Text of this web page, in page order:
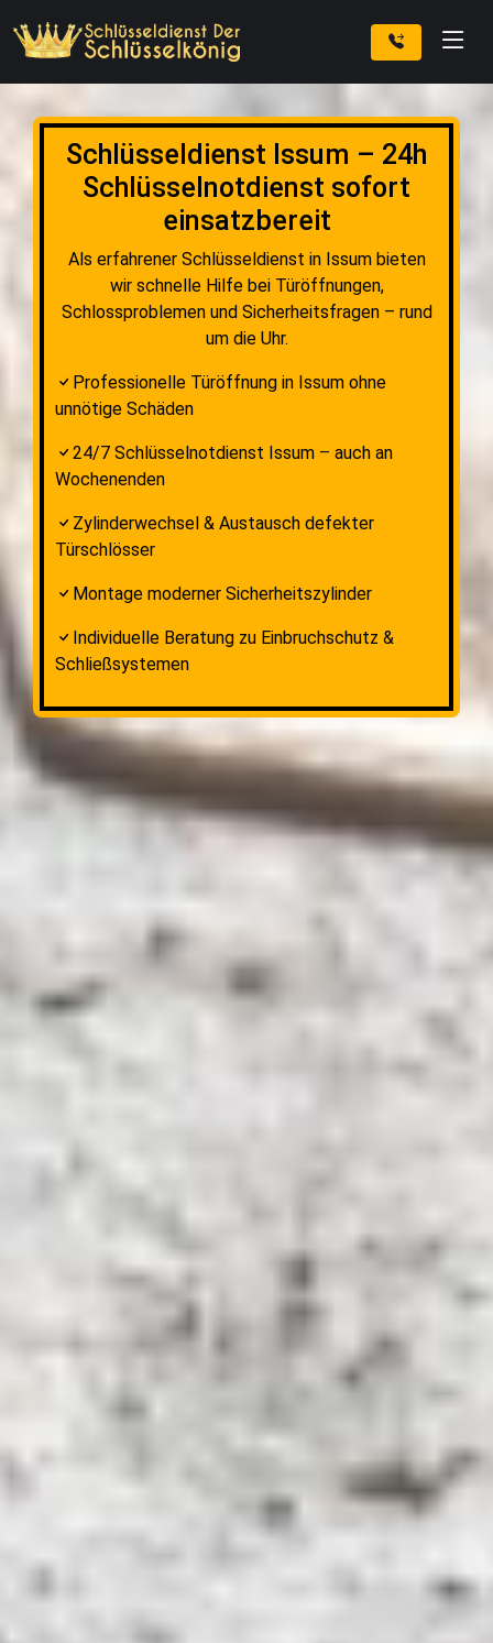
Schlüsseldienst Issum – 24h
Schlüsselnotdienst sofort
einsatzbereit
Als erfahrener Schlüsseldienst in Issum bieten
wir schnelle Hilfe bei Türöffnungen,
Schlossproblemen und Sicherheitsfragen – rund
um die Uhr.
Professionelle Türöffnung in Issum ohne
unnötige Schäden
24/7 Schlüsselnotdienst Issum – auch an
Wochenenden
Zylinderwechsel & Austausch defekter
Türschlösser
Montage moderner Sicherheitszylinder
Individuelle Beratung zu Einbruchschutz &
Schließsystemen